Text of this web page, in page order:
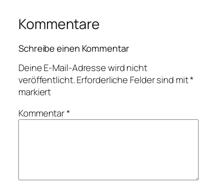
Kommentare
Schreibe einen Kommentar
Deine E-Mail-Adresse wird nicht
veröffentlicht.Erforderliche Felder sind mit*
markiert
Kommentar*